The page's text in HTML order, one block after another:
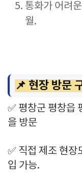
통화가 어려
월.
📌 현장 방문
✅ 평창군 평창읍
을 방문
✅ 직접 제조 현장
입 가능.